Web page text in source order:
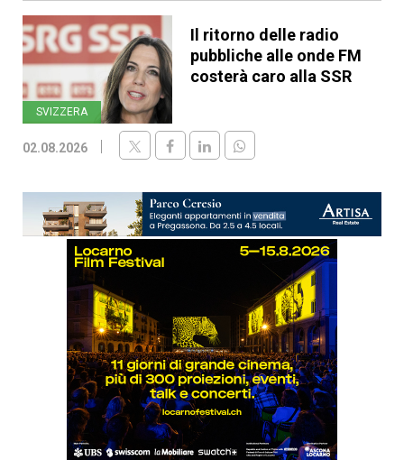
SVIZZERA
Il ritorno delle radio
pubbliche alle onde FM
costerà caro alla SSR
02.08.2026